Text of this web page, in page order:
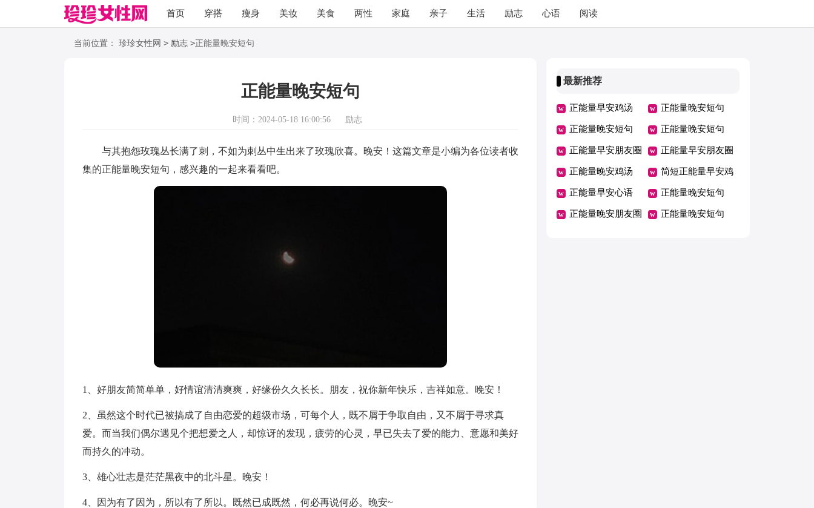
首页 穿搭 瘦身 美妆 美食 两性 家庭 亲子 生活 励志 心语 阅读
职场 语录
当前位置： 珍珍女性网 > 励志 >正能量晚安短句
正能量晚安短句
时间：2024-05-18 16:00:56 励志
与其抱怨玫瑰丛长满了刺，不如为刺丛中生出来了玫瑰欣喜。晚安！这篇文章是小编为各位读者收
集的正能量晚安短句，感兴趣的一起来看看吧。
1、好朋友简简单单，好情谊清清爽爽，好缘份久久长长。朋友，祝你新年快乐，吉祥如意。晚安！
2、虽然这个时代已被搞成了自由恋爱的超级市场，可每个人，既不屑于争取自由，又不屑于寻求真
爱。而当我们偶尔遇见个把想爱之人，却惊讶的发现，疲劳的心灵，早已失去了爱的能力、意愿和美好
而持久的冲动。
3、雄心壮志是茫茫黑夜中的北斗星。晚安！
4、因为有了因为，所以有了所以。既然已成既然，何必再说何必。晚安~
最新推荐
正能量早安鸡汤 正能量晚安短句
正能量晚安短句 正能量晚安短句
正能量早安朋友圈 正能量早安朋友圈
正能量晚安鸡汤 简短正能量早安鸡
汤
正能量早安心语 正能量晚安短句
正能量晚安朋友圈 正能量晚安短句